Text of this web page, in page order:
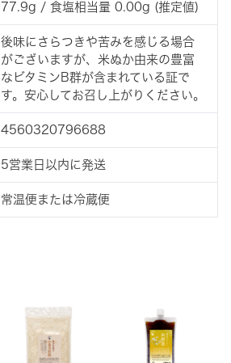
77.9g / 食塩相当量 0.00g (推定値)
後味にさらつきや苦みを感じる場合
がございますが、米ぬか由来の豊富
なビタミンB群が含まれている証で
す。安心してお召し上がりください。
4560320796688
5営業日以内に発送
常温便または冷蔵便